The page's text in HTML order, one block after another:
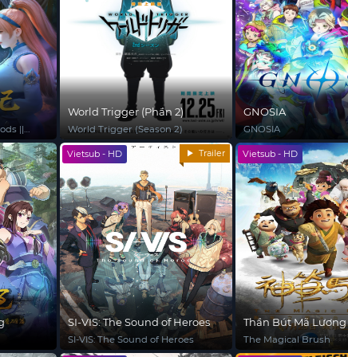
||
World Trigger (Phần 2)
World Trigger (Season 2)
GNOSIA
GNOSIA
Vietsub - HD Trailer
SI-VIS: The Sound of Heroes
SI-VIS: The Sound of Heroes
Vietsub - HD
Thần Bút Mã Lương
The Magical Brush